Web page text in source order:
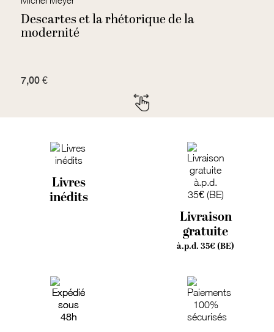
Descartes et la rhétorique de la
modernité
7,00 €
Livres
inédits
Livraison
gratuite
à.p.d. 35€ (BE)